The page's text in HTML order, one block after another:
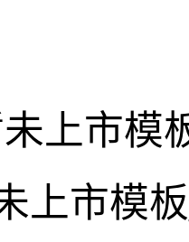
上市模